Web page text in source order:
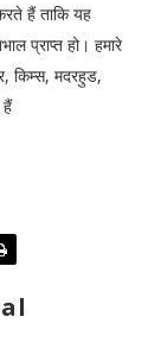
हैं ताकि यह
प्राप्त हो। हमारे
किम्स, मदरहुड,